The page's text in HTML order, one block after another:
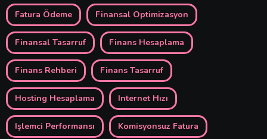
Fatura Ödeme Finansal Optimizasyon
Finansal Tasarruf Finans Hesaplama
Finans Rehberi Finans Tasarruf
Hosting Hesaplama Internet Hızı
Işlemci Performansı Komisyonsuz Fatura